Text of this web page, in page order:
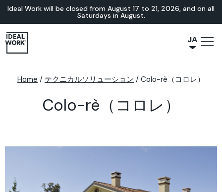
Ideal Work will be closed from August 17 to 21, 2026, and on all
Saturdays in August.
JA
Home / テクニカルソリューション / Colo-rè（コロレ）
Colo-rè（コロレ）